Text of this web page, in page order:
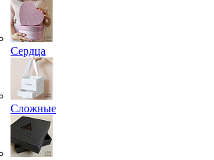
Сердца
Сложные